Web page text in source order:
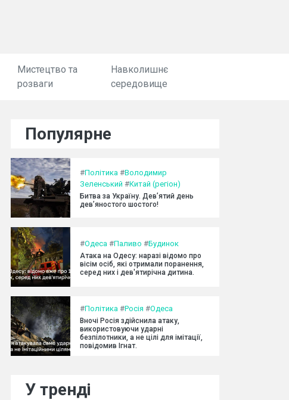
Мистецтво та
розваги
Навколишнє
середовище
Популярне
#Політика #Володимир
Зеленський #Китай (регіон)
Битва за Україну. Дев’ятий день
дев’яностого шостого!
#Одеса #Паливо #Будинок
Атака на Одесу: наразі відомо про
вісім осіб, які отримали поранення,
серед них і дев'ятирічна дитина.
#Політика #Росія #Одеса
Вночі Росія здійснила атаку,
використовуючи ударні
безпілотники, а не цілі для імітації,
повідомив Ігнат.
У тренді